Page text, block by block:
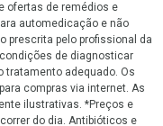
ofertas de remédios e
automedicação e não
prescrita pelo profissional da
de diagnosticar
tratamento adequado. Os
compras via internet. As
ilustrativas. *Preços e
do dia. Antibióticos e